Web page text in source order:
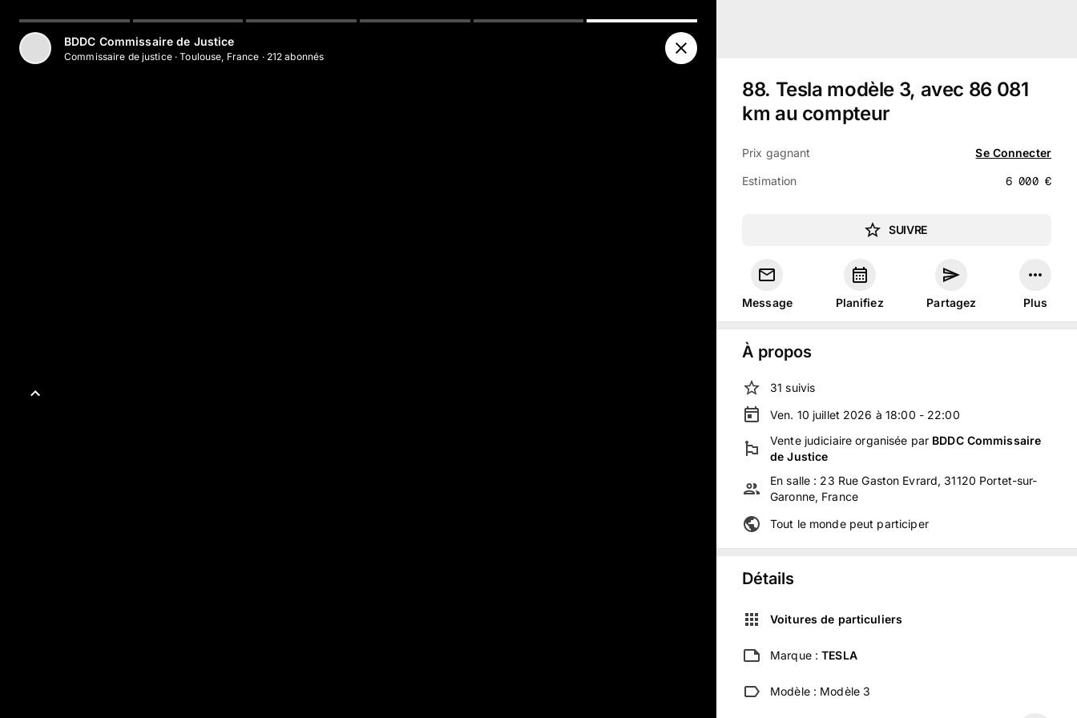
BDDC Commissaire de Justice
Commissaire de justice·Toulouse, France · 212 abonnés
88. Tesla modèle 3, avec 86 081
km au compteur
Prix gagnant Se Connecter
Estimation 6 000 €
SUIVRE
Message Planifiez Partagez Plus
À propos
31 suivis
Ven. 10 juillet 2026 à 18:00 - 22:00
Vente judiciaire organisée par BDDC Commissaire
de Justice
En salle : 23 Rue Gaston Evrard, 31120 Portet-sur-
Garonne, France
Tout le monde peut participer
Détails
Voitures de particuliers
Marque :TESLA
Modèle : Modèle 3